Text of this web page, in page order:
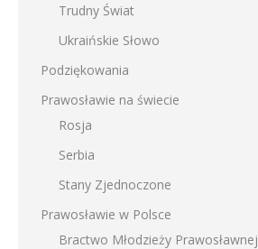
Trudny Świat
Ukraińskie Słowo
Podziękowania
Prawosławie na świecie
Rosja
Serbia
Stany Zjednoczone
Prawosławie w Polsce
Bractwo Młodzieży Prawosławnej